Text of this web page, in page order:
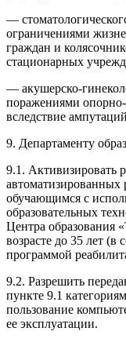
—
ограничениями
граждан и
стационарных
— акушерско-
поражениями опорно-
вследствие
9. Департаменту
9.1. Активизировать
автоматизированных
обучающимся с
образовательных
Центра образования
возрасте до 35 лет (в
программой
9.2. Разрешить
пункте 9.1
пользование
ее эксплуатации.